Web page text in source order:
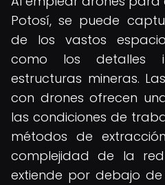
Potosí, se puede
de los vastos
como los detalles
estructuras mineras.
con drones ofrecen
las condiciones de
métodos de
complejidad de la
extiende por debajo